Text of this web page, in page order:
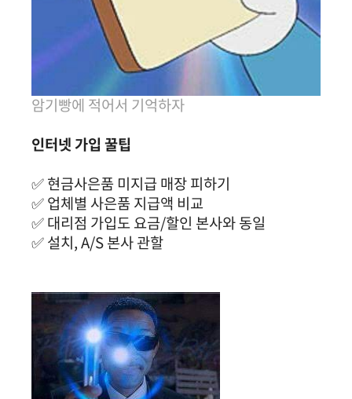
암기빵에 적어서 기억하자
인터넷 가입 꿀팁
✅ 현금사은품 미지급 매장 피하기
✅ 업체별 사은품 지급액 비교
✅ 대리점 가입도 요금/할인 본사와 동일
✅ 설치, A/S 본사 관할